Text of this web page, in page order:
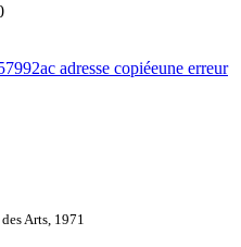
adresse copiéeune erreur
Arts, 1971